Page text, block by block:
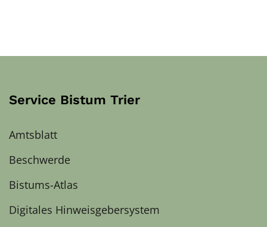
Service Bistum Trier
Amtsblatt
Beschwerde
Bistums-Atlas
Digitales Hinweisgebersystem